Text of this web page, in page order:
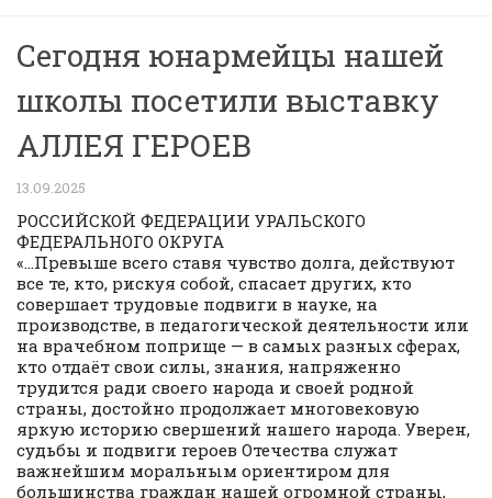
Сегодня юнармейцы нашей
школы посетили выставку
АЛЛЕЯ ГЕРОЕВ
13.09.2025
РОССИЙСКОЙ ФЕДЕРАЦИИ УРАЛЬСКОГО
ФЕДЕРАЛЬНОГО ОКРУГА
«…Превыше всего ставя чувство долга, действуют
все те, кто, рискуя собой, спасает других, кто
совершает трудовые подвиги в науке, на
производстве, в педагогической деятельности или
на врачебном поприще — в самых разных сферах,
кто отдаёт свои силы, знания, напряженно
трудится ради своего народа и своей родной
страны, достойно продолжает многовековую
яркую историю свершений нашего народа. Уверен,
судьбы и подвиги героев Отечества служат
важнейшим моральным ориентиром для
большинства граждан нашей огромной страны,